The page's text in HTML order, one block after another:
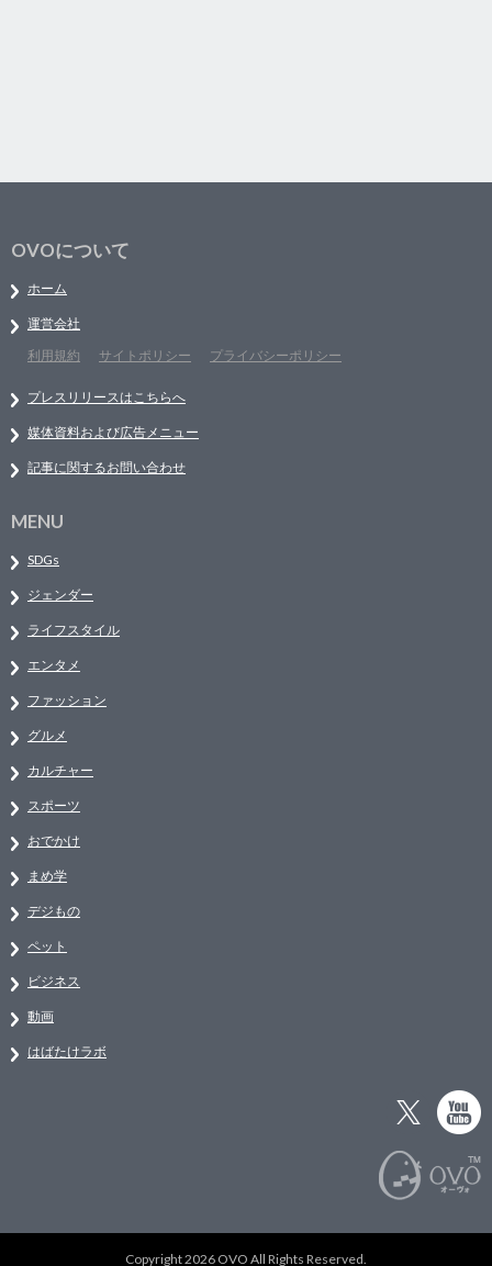
OVOについて
ホーム
運営会社
利用規約
サイトポリシー プライバシーポリシー
プレスリリースはこちらへ
媒体資料および広告メニュー
記事に関するお問い合わせ
MENU
SDGs
ジェンダー
ライフスタイル
エンタメ
ファッション
グルメ
カルチャー
スポーツ
おでかけ
まめ学
デジもの
ペット
ビジネス
動画
はばたけラボ
Copyright 2026 OVO All Rights Reserved.